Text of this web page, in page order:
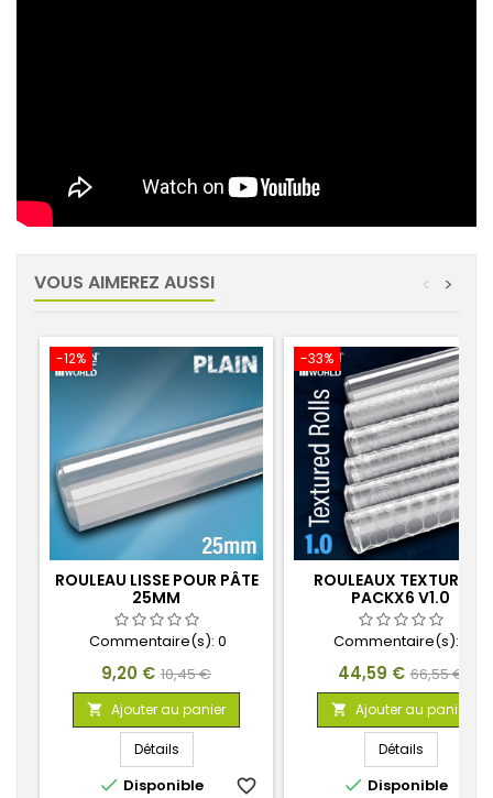
VOUS AIMEREZ AUSSI >
<
-12%
ROULEAU LISSE POUR PÂTE
25MM
Commentaire(s): 0
Prix
9,20 € Prix
de
base
10,45 €
 Ajouter au panier
Détails
 Disponible favorite_border
-33%
ROULEAUX TEXTURÉS -
PACKX6 V1.0
Commentaire(s):
Prix
44,59 € Prix
de
base
66,55 €
 Ajouter au panier
Détails
 Disponible